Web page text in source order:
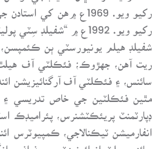
رکيو ويو. 1969ع
رکيو ويو. 1992ع ۾ “شفيلڊ سِٽي پوليٽيڪنڪ” جو درجو وڌائي کيس “شفيلڊ هيلم يونيورسٽي” بڻايو ويو.
شفيلڊ هيلم يونيورسٽي ٻن
سائنس، ۽ فئڪلٽي آف آرگنائيزيشن
مٿين فئڪلٽين جي خاص تدريسي ۽
ڊپارٽمنٽ پريئڪٽشنرس، پئراميڊڪ
انفارميشن ٽيڪنالاجي، ڪمپيوٽرس
سائنس، بِلٽ انوائرنمنٽ،